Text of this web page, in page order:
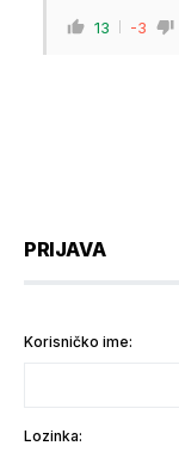
13 -3
PRIJAVA
Korisničko ime:
Lozinka: